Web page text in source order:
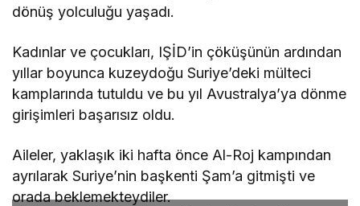
dönüş yolculuğu yaşadı.
Kadınlar ve çocukları, IŞİD’in çöküşünün ardından
yıllar boyunca kuzeydoğu Suriye’deki mülteci
kamplarında tutuldu ve bu yıl Avustralya’ya dönme
girişimleri başarısız oldu.
Aileler, yaklaşık iki hafta önce Al-Roj kampından
ayrılarak Suriye’nin başkenti Şam’a gitmişti ve
orada beklemekteydiler.